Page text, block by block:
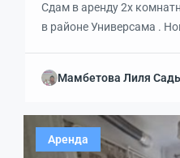
Сдам в аренду 2х
в районе Универсама .
,ответственные
предложем еще
проживания .
Мамбетова Лиля
Аренда